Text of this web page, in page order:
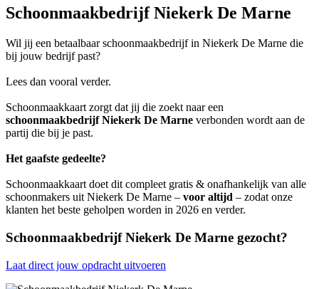
Schoonmaakbedrijf Niekerk De Marne
Wil jij een betaalbaar schoonmaakbedrijf in Niekerk De Marne die
bij jouw bedrijf past?
Lees dan vooral verder.
Schoonmaakkaart zorgt dat jij die zoekt naar een
schoonmaakbedrijf Niekerk De Marne verbonden wordt aan de
partij die bij je past.
Het gaafste gedeelte?
Schoonmaakkaart doet dit compleet gratis & onafhankelijk van alle
schoonmakers uit Niekerk De Marne – voor altijd – zodat onze
klanten het beste geholpen worden in 2026 en verder.
Schoonmaakbedrijf Niekerk De Marne gezocht?
Laat direct jouw opdracht uitvoeren